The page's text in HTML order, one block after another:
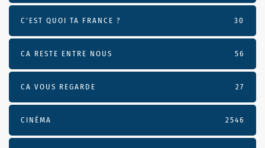
C'EST QUOI TA FRANCE ? 30
CA RESTE ENTRE NOUS 56
CA VOUS REGARDE 27
CINÉMA 2546